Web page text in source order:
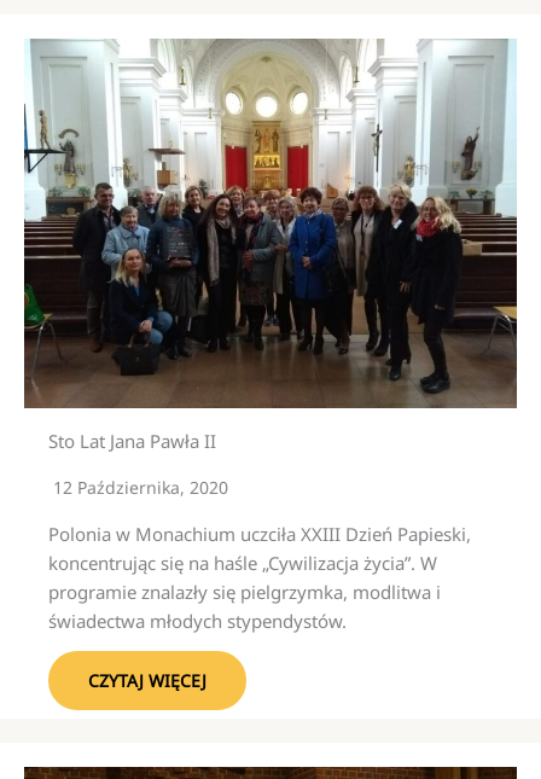
Sto Lat Jana Pawła II
12 Października, 2020
Polonia w Monachium uczciła XXIII Dzień Papieski,
koncentrując się na haśle „Cywilizacja życia”. W
programie znalazły się pielgrzymka, modlitwa i
świadectwa młodych stypendystów.
CZYTAJ WIĘCEJ